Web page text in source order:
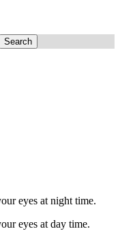
Search
eyes at night time.
eyes at day time.